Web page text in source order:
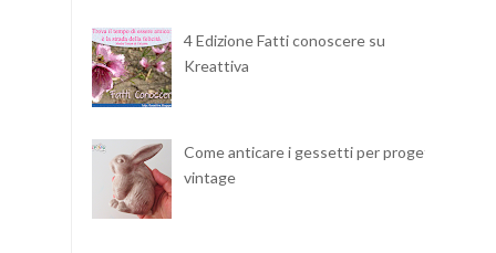
4 Edizione Fatti conoscere su
Kreattiva
Come anticare i gessetti per progetti
vintage